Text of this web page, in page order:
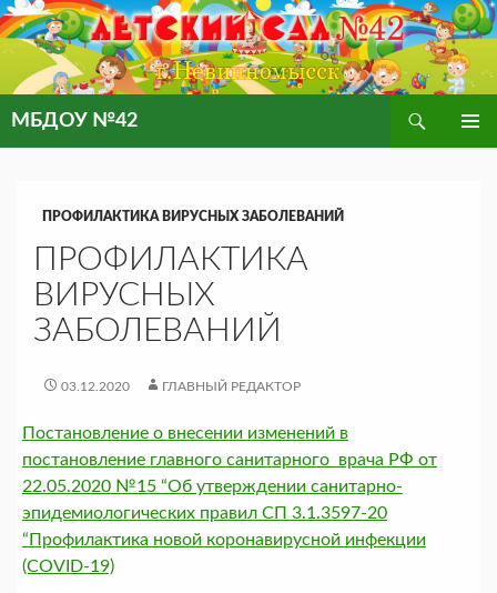
МБДОУ №42
Поиск
ПРОФИЛАКТИКА ВИРУСНЫХ ЗАБОЛЕВАНИЙ
ПРОФИЛАКТИКА
ВИРУСНЫХ
ЗАБОЛЕВАНИЙ
03.12.2020 ГЛАВНЫЙ РЕДАКТОР
Постановление о внесении изменений в
постановление главного санитарного врача РФ от
22.05.2020 №15 “Об утверждении санитарно-
эпидемиологических правил СП 3.1.3597-20
“Профилактика новой коронавирусной инфекции
(COVID-19)